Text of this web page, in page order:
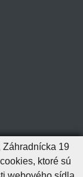
Záhradnícka 19
ktoré sú